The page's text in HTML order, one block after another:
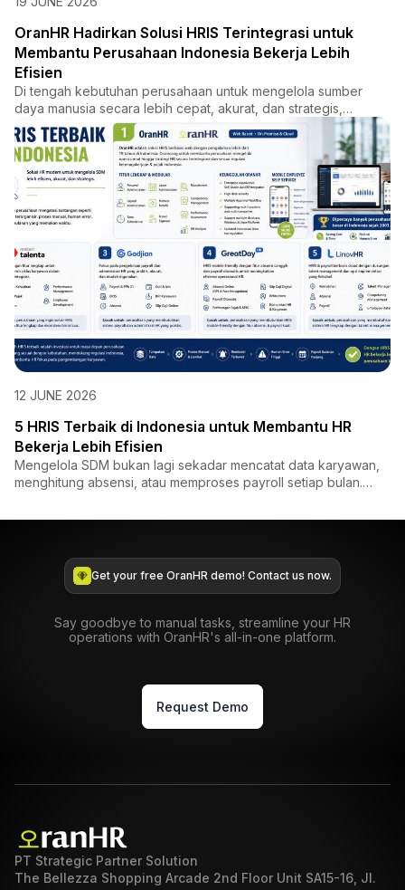
OranHR Hadirkan Solusi HRIS Terintegrasi untuk
Membantu Perusahaan Indonesia Bekerja Lebih
Efisien
Di tengah kebutuhan perusahaan untuk mengelola sumber
daya manusia secara lebih cepat, akurat, dan strategis,
OranHR had...
12 JUNE 2026
5 HRIS Terbaik di Indonesia untuk Membantu HR
Bekerja Lebih Efisien
Mengelola SDM bukan lagi sekadar mencatat data karyawan,
menghitung absensi, atau memproses payroll setiap bulan.
Get your free OranHR demo! Contact us now.
Say goodbye to manual tasks, streamline your HR
operations with OranHR's all-in-one platform.
Request Demo
PT Strategic Partner Solution
The Bellezza Shopping Arcade 2nd Floor Unit SA15-16, Jl.